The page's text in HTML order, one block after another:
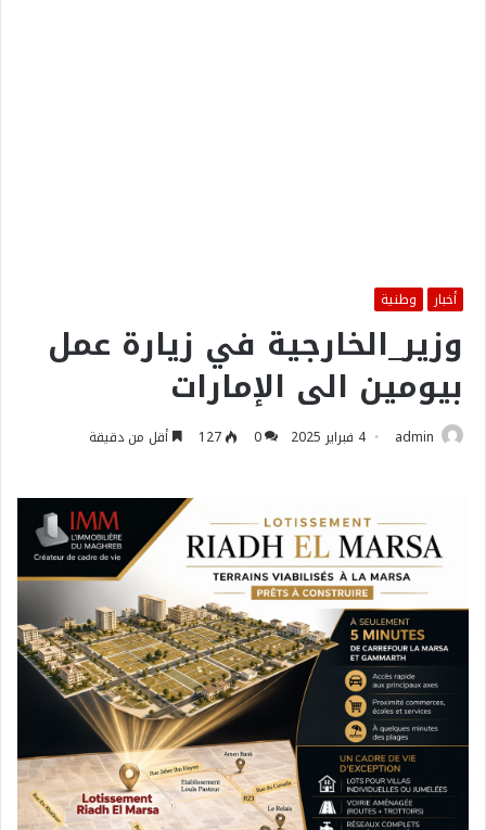
أخبار وطنية
وزير_الخارجية في زيارة عمل
بيومين الى الإمارات
admin 4 فبراير 2025 0
127 أقل من دقيقة